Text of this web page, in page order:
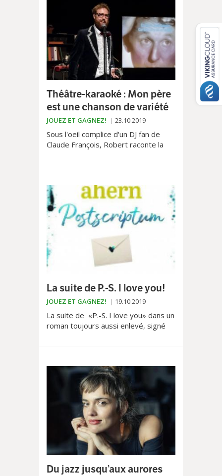
Théâtre-karaoké : Mon père
est une chanson de variété
JOUEZ ET GAGNEZ! 23.10.2019
Sous l'oeil complice d'un DJ fan de
Claude François, Robert raconte la
La suite de P.-S. I love you!
JOUEZ ET GAGNEZ! 19.10.2019
La suite de «P.-S. I love you» dans un
roman toujours aussi enlevé, signé
Du jazz jusqu’aux aurores